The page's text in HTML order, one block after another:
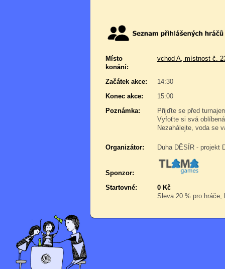
Místo
konání:
vchod A, místnost č.
Začátek akce:
14:30
Konec akce:
15:00
Poznámka:
Přijďte se před
Vyfoťte si svá
Nezahálejte, voda se
Organizátor: Duha DĚSÍR - projekt
Sponzor:
Startovné:
0 Kč
Sleva 20 % pro